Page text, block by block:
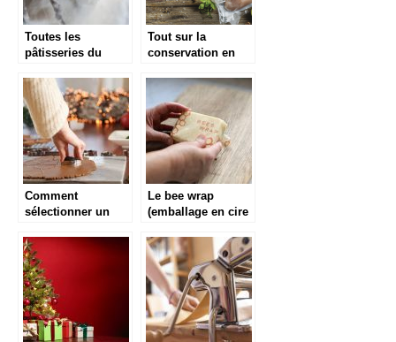
Toutes les
pâtisseries du
Tout sur la
conservation en
Comment
sélectionner un
Le bee wrap
(emballage en cire
conseils
d’entretien